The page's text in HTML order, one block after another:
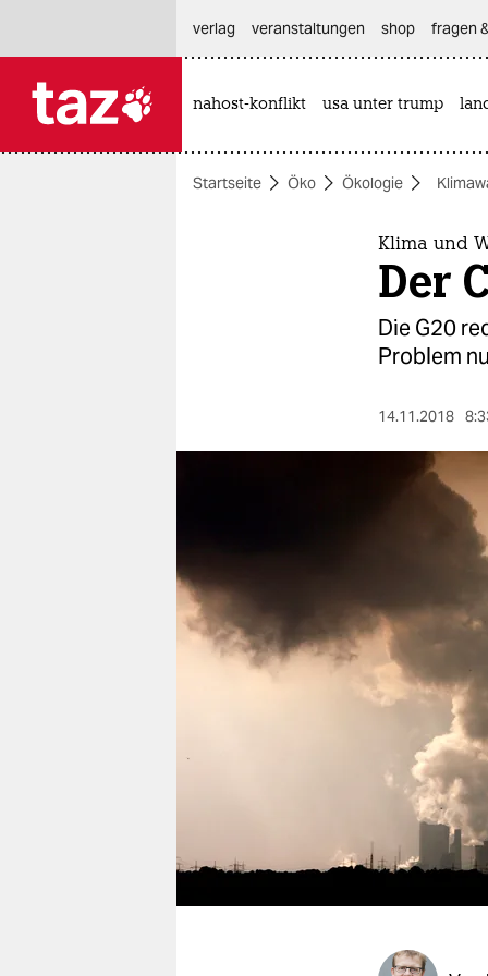
themen
wahrheit
verlag
unterstützen
verlag
veranstaltungen shop fragen
nahost-konflikt usa unter trump
Startseite Öko Ökologie
Klima und
Der
Die G20
Problem
14.11.2018